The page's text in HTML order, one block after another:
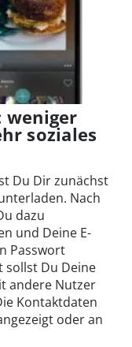
weniger
soziales
Du Dir zunächst
Nach
dazu
und Deine E-
Passwort
sollst Du Deine
andere Nutzer
Kontaktdaten
oder an